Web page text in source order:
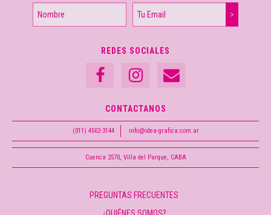
REDES SOCIALES
CONTACTANOS
(011) 4502-3144 info@idea-grafica.com.ar
Cuenca 2570, Villa del Parque, CABA
PREGUNTAS FRECUENTES
¿QUIÉNES SOMOS?